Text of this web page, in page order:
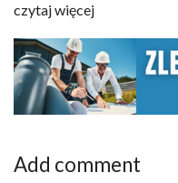
czytaj więcej
Add comment